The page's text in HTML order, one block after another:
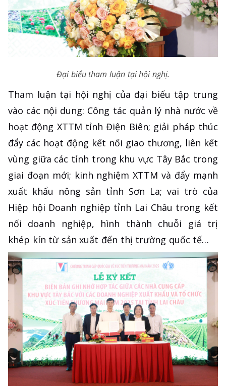
Đại biểu tham luận tại hội nghị.
Tham luận tại hội nghị của đại biểu tập trung
vào các nội dung: Công tác quản lý nhà nước về
hoạt động XTTM tỉnh Điện Biên; giải pháp thúc
đẩy các hoạt động kết nối giao thương, liên kết
vùng giữa các tỉnh trong khu vực Tây Bắc trong
giai đoạn mới; kinh nghiệm XTTM và đẩy mạnh
xuất khẩu nông sản tỉnh Sơn La; vai trò của
Hiệp hội Doanh nghiệp tỉnh Lai Châu trong kết
nối doanh nghiệp, hình thành chuỗi giá trị
khép kín từ sản xuất đến thị trường quốc tế…